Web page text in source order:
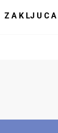
Z A K LJ U C